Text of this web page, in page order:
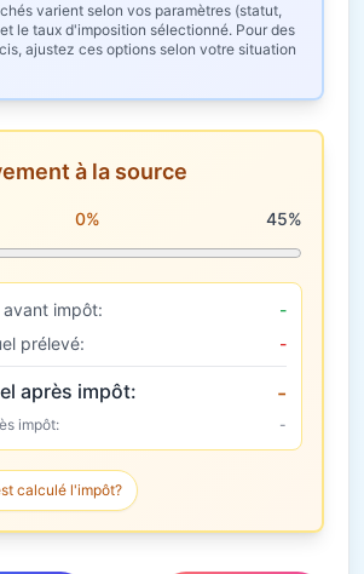
varient selon vos paramètres (statut,
le taux d'imposition sélectionné. Pour des
ajustez ces options selon votre situation
à la source
à la source
0% 45%
impôt:
-
prélevé:
-
après impôt: -
impôt: -
calculé l'impôt?